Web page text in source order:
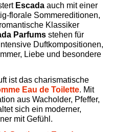
Escada auch mit einer
florale Sommereditionen,
Klassiker
Parfums stehen für
Duftkompositionen,
Liebe und besondere
ist das charismatische
Eau de Toilette. Mit
aus Wacholder, Pfeffer,
sich ein moderner,
mit Gefühl.